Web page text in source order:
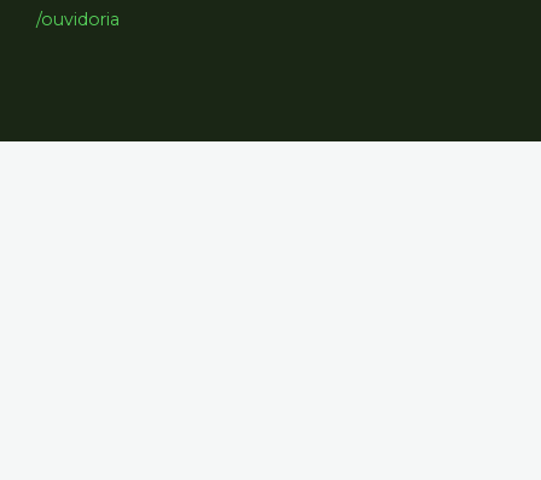
/ouvidoria